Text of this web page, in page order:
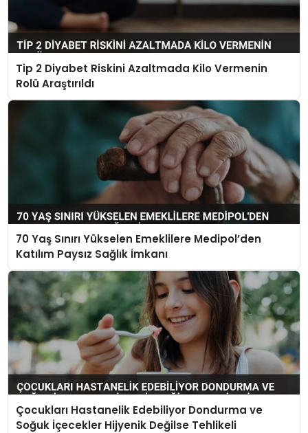
Tip 2 Diyabet Riskini Azaltmada Kilo Vermenin
Rolü Araştırıldı
70 Yaş Sınırı Yükselen Emeklilere Medipol’den
Katılım Paysız Sağlık İmkanı
Çocukları Hastanelik Edebiliyor Dondurma ve
Soğuk İçecekler Hijyenik Değilse Tehlikeli